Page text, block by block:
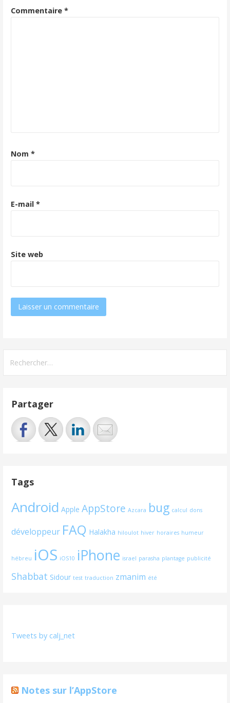
Commentaire *
Nom *
E-mail *
Site web
Partager
Tags
Android Apple AppStore Azcara bug calcul dons
développeur FAQ Halakha hiloulot hiver horaires humeur
hébreu iOS iOS10 iPhone israel parasha plantage publicité
Shabbat Sidour test traduction zmanim été
Tweets by calj_net
Notes sur l’AppStore